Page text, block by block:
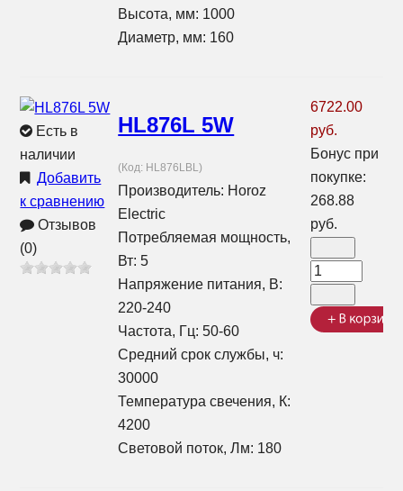
Высота, мм: 1000
Диаметр, мм: 160
Есть в
наличии
Добавить
к сравнению
Отзывов
(0)
HL876L 5W
(Код: HL876LBL)
Производитель: Horoz
Electric
Потребляемая мощность,
Вт: 5
Напряжение питания, В:
220-240
Частота, Гц: 50-60
Средний срок службы, ч:
30000
Температура свечения, К:
4200
Световой поток, Лм: 180
6722.00
руб.
Бонус при
покупке:
268.88
руб.